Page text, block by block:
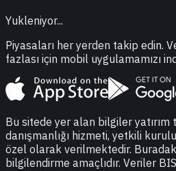
Yukleniyor...
Piyasaları her yerden takip edin.
fazlası için mobil uygulamamızı
Bu sitede yer alan bilgiler yatırım
danışmanlığı hizmeti, yetkili
özel olarak verilmektedir.
bilgilendirme amaçlıdır. Veriler